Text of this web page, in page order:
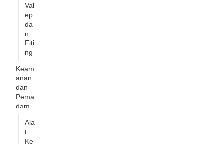
Val
ep
da
n
Fiti
ng
Keam
anan
dan
Pema
dam
Ala
t
Ke